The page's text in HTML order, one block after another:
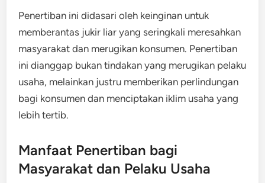
Penertiban ini didasari oleh keinginan untuk
memberantas jukir liar yang seringkali meresahkan
masyarakat dan merugikan konsumen. Penertiban
ini dianggap bukan tindakan yang merugikan pelaku
usaha, melainkan justru memberikan perlindungan
bagi konsumen dan menciptakan iklim usaha yang
lebih tertib.
Manfaat Penertiban bagi
Masyarakat dan Pelaku Usaha